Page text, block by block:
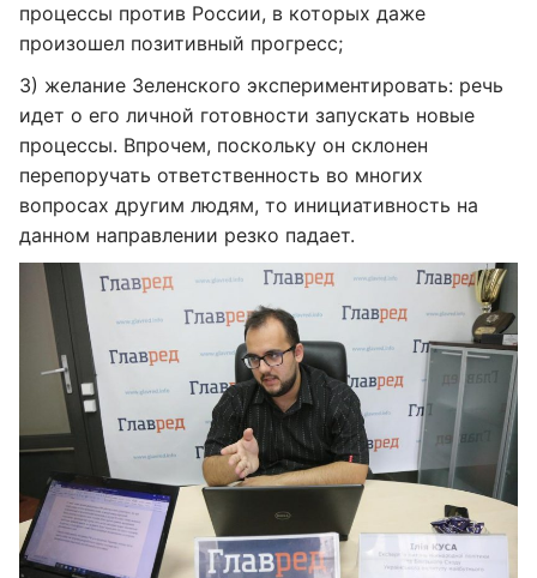
процессы против России, в которых даже
произошел позитивный прогресс;
3) желание Зеленского экспериментировать: речь
идет о его личной готовности запускать новые
процессы. Впрочем, поскольку он склонен
перепоручать ответственность во многих
вопросах другим людям, то инициативность на
данном направлении резко падает.